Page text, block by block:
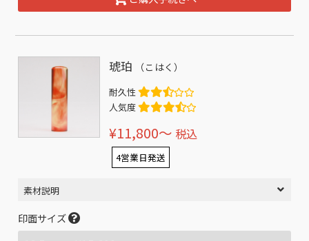
琥珀 （こはく）
耐久性
人気度
¥11,800〜 税込
4営業日発送
素材説明
印面サイズ